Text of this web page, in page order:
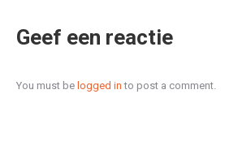
Geef een reactie
You must be logged in to post a comment.